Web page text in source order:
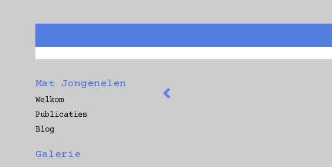
Mat Jongenelen
Welkom
Publicaties
Blog
Galerie